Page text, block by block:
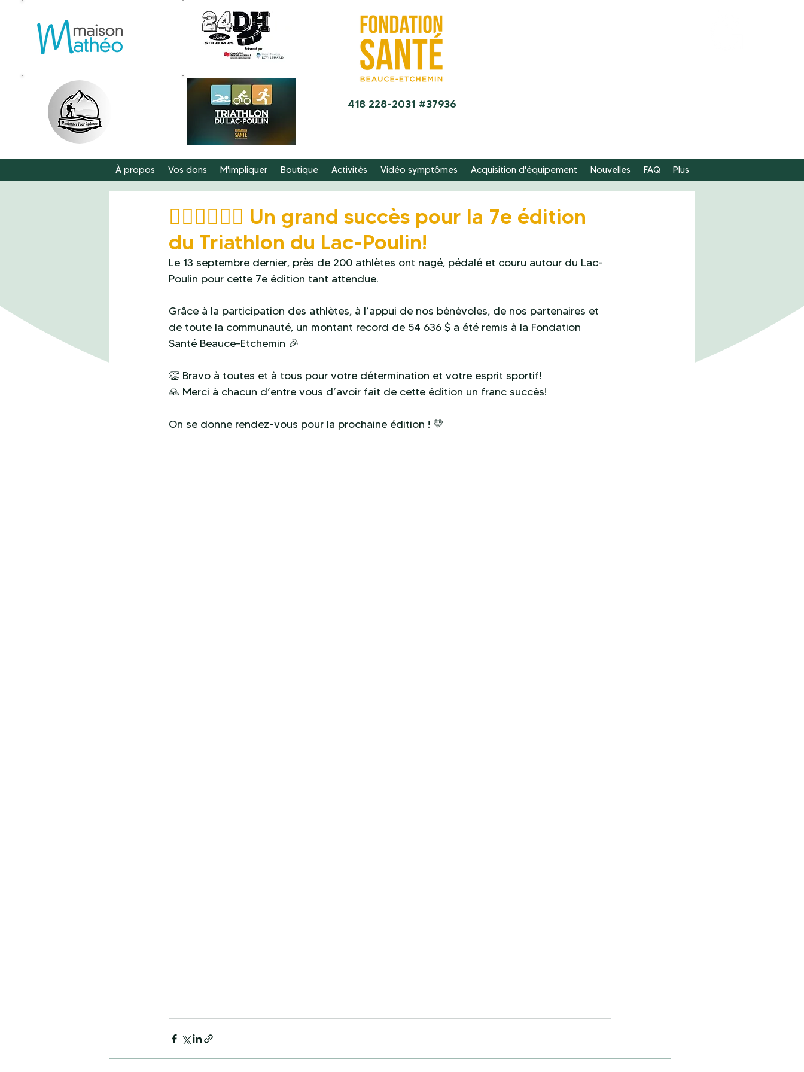
418 228-2031 #37936
À propos Vos dons M'impliquer Boutique Activités Vidéo symptômes Acquisition d'équipement Nouvelles FAQ Plus
🏊‍♂️🚴‍♀️🏃‍♂️ Un grand succès pour la 7e édition
du Triathlon du Lac-Poulin!
Le 13 septembre dernier, près de 200 athlètes ont nagé, pédalé et couru autour du Lac-
Poulin pour cette 7e édition tant attendue.
Grâce à la participation des athlètes, à l’appui de nos bénévoles, de nos partenaires et
de toute la communauté, un montant record de 54 636 $ a été remis à la Fondation
Santé Beauce-Etchemin 🎉
👏 Bravo à toutes et à tous pour votre détermination et votre esprit sportif!
🙏 Merci à chacun d’entre vous d’avoir fait de cette édition un franc succès!
On se donne rendez-vous pour la prochaine édition ! 💛